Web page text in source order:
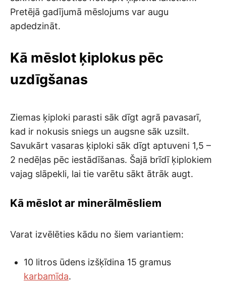
Pretējā gadījumā mēslojums var augu
apdedzināt.
Kā mēslot ķiplokus pēc
uzdīgšanas
Ziemas ķiploki parasti sāk dīgt agrā pavasarī,
kad ir nokusis sniegs un augsne sāk uzsilt.
Savukārt vasaras ķiploki sāk dīgt aptuveni 1,5 –
2 nedēļas pēc iestādīšanas. Šajā brīdī ķiplokiem
vajag slāpekli, lai tie varētu sākt ātrāk augt.
Kā mēslot ar minerālmēsliem
Varat izvēlēties kādu no šiem variantiem:
10 litros ūdens izšķīdina 15 gramus
karbamīda.